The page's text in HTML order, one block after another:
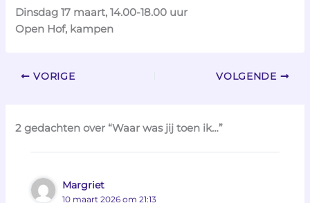
Dinsdag 17 maart, 14.00-18.00 uur
Open Hof, kampen
VORIGE VOLGENDE
2 gedachten over “Waar was jij toen ik…”
Margriet
10 maart 2026 om 21:13